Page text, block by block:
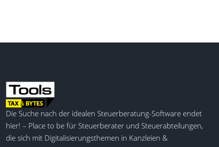
Die Suche nach der idealen Steuerberatung-Software endet
hier! – Place to be für Steuerberater und Steuerabteilungen,
die sich mit Digitalisierungsthemen in Kanzleien &